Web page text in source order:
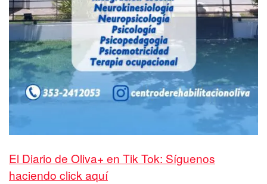
El Diario de Oliva+ en Tik Tok: Síguenos
haciendo click aquí